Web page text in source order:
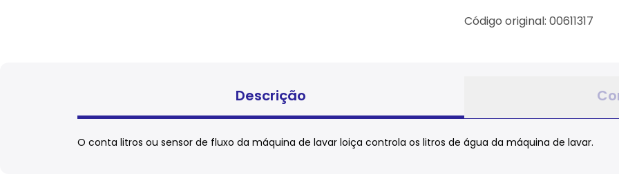
Código original: 00611317
Descrição
O conta litros ou sensor de fluxo da máquina de lavar loiça controla os litros de água da máquina de lavar.